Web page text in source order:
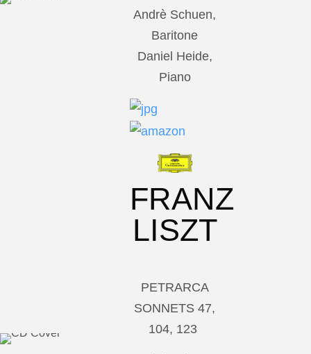
Andrè Schuen,
Baritone
Daniel Heide,
Piano
FRANZ
LISZT
PETRARCA
SONNETS 47,
104, 123